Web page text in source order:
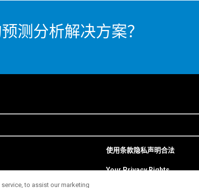
测分析解决方案？
使用条款隐私声明合法
Your Privacy Rights
to assist our marketing